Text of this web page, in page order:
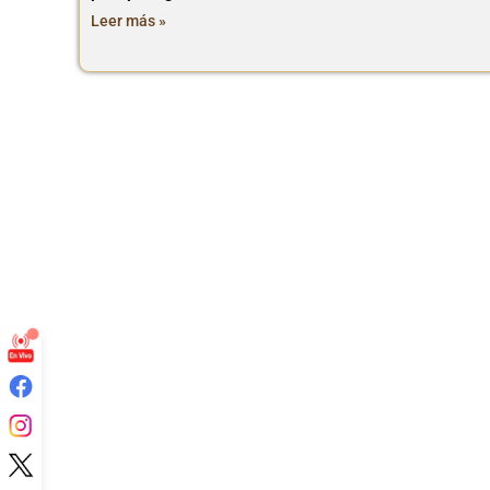
Leer más »